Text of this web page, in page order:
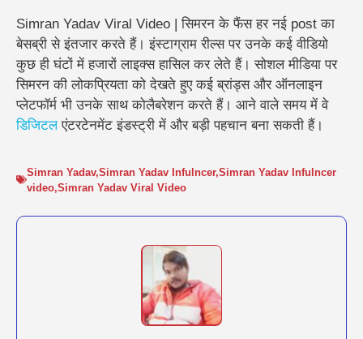
Simran Yadav Viral Video | सिमरन के फैंस हर नई post का
बेसब्री से इंतजार करते हैं। इंस्टाग्राम रील्स पर उनके कई वीडियो
कुछ ही घंटों में हजारों लाइक्स हासिल कर लेते हैं।सोशल मीडिया पर
सिमरन की लोकप्रियता को देखते हुए कई ब्रांड्स और ऑनलाइन
प्लेटफॉर्म भी उनके साथ कोलैबरेशन करते हैं। आने वाले समय में वे
डिजिटलएंटरटेनमेंट इंडस्ट्री में और बड़ी पहचान बना सकती हैं।
Simran Yadav,Simran Yadav Infulncer,Simran Yadav Infulncer
video,Simran Yadav Viral Video